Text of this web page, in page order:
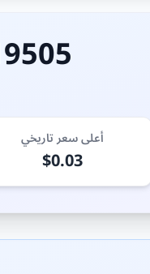
أعلى سعر تاريخي
$0.03